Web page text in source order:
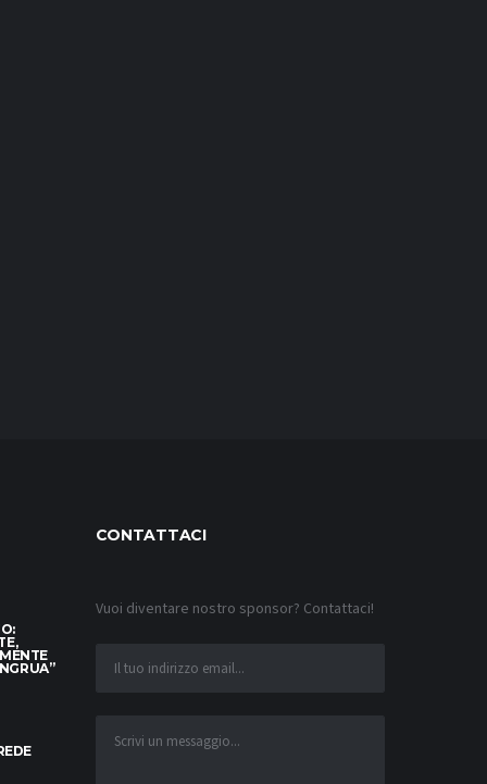
CONTATTACI
Vuoi diventare nostro sponsor? Contattaci!